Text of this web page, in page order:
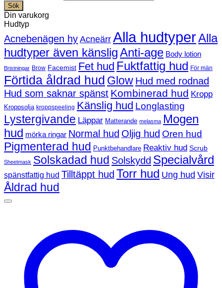
Sök
Din varukorg
Hudtyp
Acnebenägen hy Acneärr Alla hudtyperAlla
hudtyper även känsligAnti-age Body lotion
Bristningar Brow Facemist Fet hud Fuktfattig hud För män
Förtida åldrad hud Glow Hud med rodnad
Hud som saknar spänst Kombinerad hud Kropp
Kroppsolja kroppspeeling Känslig hud Longlasting
Lystergivande Läppar Matterande melasma Mogen
hud mörka ringar Normal hud Oljig hud Oren hud
Pigmenterad hud Punktbehandlare Reaktiv hud Scrub
Sheetmask Solskadad hud Solskydd Specialvård
spänstfattig hud Tilltäppt hud Torr hud Ung hud Visir
Åldrad hud